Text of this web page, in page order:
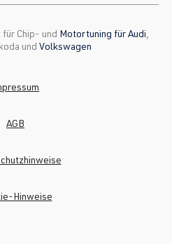
Chip- und Motortuning für Audi
und Volkswagen
AGB
Hinweise